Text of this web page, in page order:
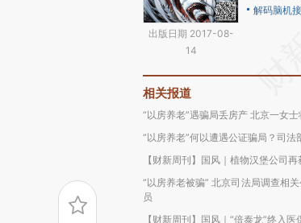
出版日期 2017-08-
14
解码脑机
相关报道
“以房养老”遇骗局丢房产 北京一女
“以房养老”何以遭遇公证骗局？司法
【财新周刊】国风｜植物汉堡公司
“以房养老被骗” 北京司法局调查相
员
【财新周刊】国风｜“倍泰龙”终入医